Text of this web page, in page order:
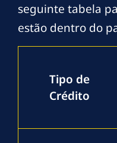
seguinte tabela
estão dentro do
Tipo de
Crédito